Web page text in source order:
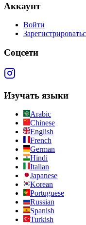
Аккаунт
Войти
Соцсети
Изучать языки
Arabic
Chinese
English
French
German
Hindi
Italian
Japanese
Korean
Portuguese
Russian
Spanish
Turkish